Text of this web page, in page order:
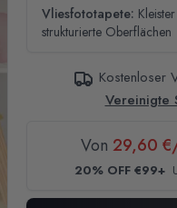
Vliesfototapete:
strukturierte Oberflächen
Kostenloser
Vereinigte
Von 29,60
20% OFF €99+